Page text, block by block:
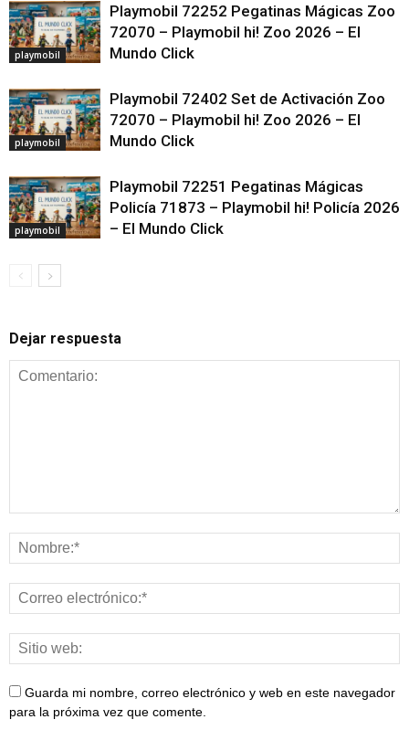
playmobil
Playmobil 72252 Pegatinas Mágicas Zoo
72070 – Playmobil hi! Zoo 2026 – El
Mundo Click
playmobil
Playmobil 72402 Set de Activación Zoo
72070 – Playmobil hi! Zoo 2026 – El
Mundo Click
playmobil
Playmobil 72251 Pegatinas Mágicas
Policía 71873 – Playmobil hi! Policía 2026
– El Mundo Click
Dejar respuesta
Guarda mi nombre, correo electrónico y web en este navegador
para la próxima vez que comente.